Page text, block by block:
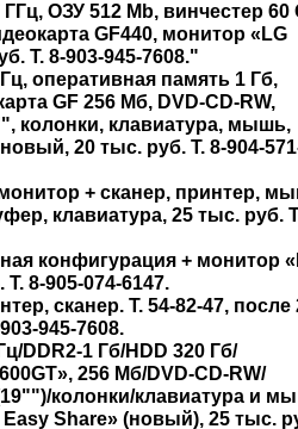
ОЗУ 512 Mb, винчестер 60
GF440, монитор «LG
Т. 8-903-945-7608."
оперативная память 1 Гб,
GF 256 Мб, DVD-CD-RW,
колонки, клавиатура, мышь,
20 тыс. руб. Т. 8-904-
+ сканер, принтер,
клавиатура, 25 тыс. руб.
конфигурация + монитор
8-905-074-6147.
сканер. Т. 54-82-47, после
945-7608.
DDR2-1 Гб/HDD 320 Гб/
256 Мб/DVD-CD-RW/
колонки/клавиатура и
Share» (новый), 25 тыс.